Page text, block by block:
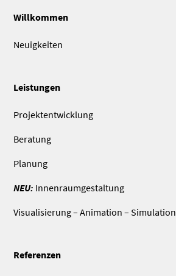
Willkommen
Neuigkeiten
Leistungen
Projektentwicklung
Beratung
Planung
NEU: Innenraumgestaltung
Visualisierung – Animation – Simulation
Referenzen